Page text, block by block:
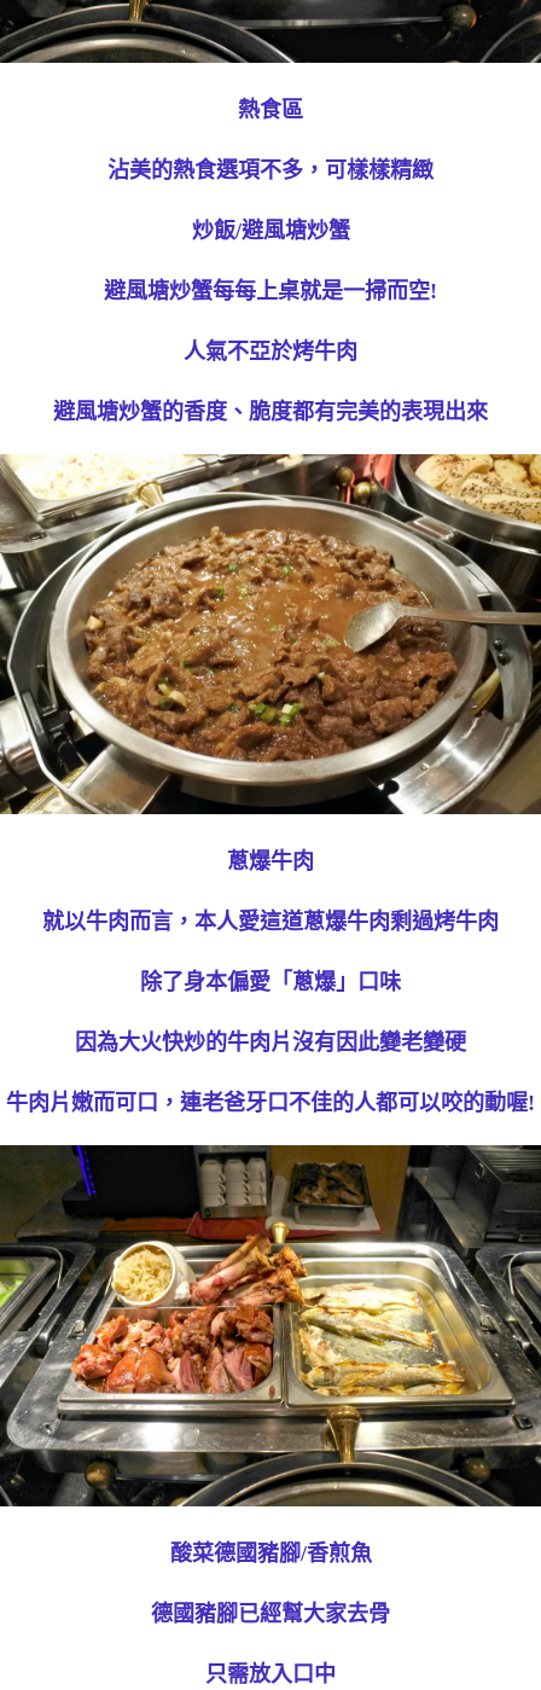
熱食區
沾美的熱食選項不多，可樣樣精緻
炒飯/避風塘炒蟹
避風塘炒蟹每每上桌就是一掃而空!
人氣不亞於烤牛肉
避風塘炒蟹的香度、脆度都有完美的表現出來
蔥爆牛肉
就以牛肉而言，本人愛這道蔥爆牛肉剩過烤牛肉
除了身本偏愛「蔥爆」口味
因為大火快炒的牛肉片沒有因此變老變硬
牛肉片嫩而可口，連老爸牙口不佳的人都可以咬的動喔!
酸菜德國豬腳/香煎魚
德國豬腳已經幫大家去骨
只需放入口中